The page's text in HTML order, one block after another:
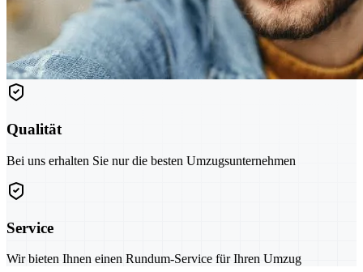
Qualität
Bei uns erhalten Sie nur die besten Umzugsunternehmen
Service
Wir bieten Ihnen einen Rundum-Service für Ihren Umzug